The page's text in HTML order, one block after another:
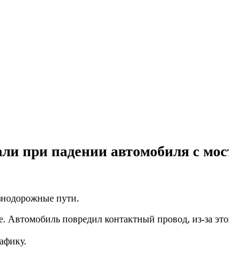
при падении автомобиля с
пути.
повредил контактный провод, из-за